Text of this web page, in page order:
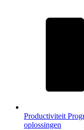
Productiviteit
oplossingen